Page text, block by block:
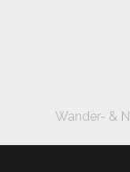
Wander- &